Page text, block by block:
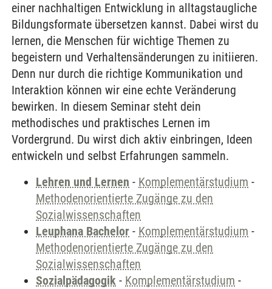
einer nachhaltigen Entwicklung in alltagstaugliche
Bildungsformate übersetzen kannst. Dabei wirst du
lernen, die Menschen für wichtige Themen zu
begeistern und Verhaltensänderungen zu initiieren.
Denn nur durch die richtige Kommunikation und
Interaktion können wir eine echte Veränderung
bewirken. In diesem Seminar steht dein
methodisches und praktisches Lernen im
Vordergrund. Du wirst dich aktiv einbringen, Ideen
entwickeln und selbst Erfahrungen sammeln.
Lehren und Lernen - Komplementärstudium -
Methodenorientierte Zugänge zu den
Sozialwissenschaften
Leuphana Bachelor - Komplementärstudium -
Methodenorientierte Zugänge zu den
Sozialwissenschaften
Sozialpädagogik - Komplementärstudium -